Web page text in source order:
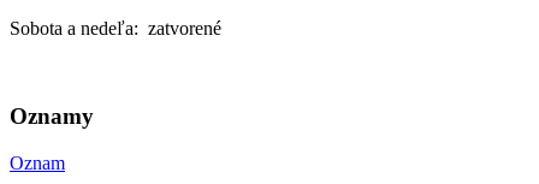
Sobota a nedeľa: zatvorené
Oznamy
Oznam